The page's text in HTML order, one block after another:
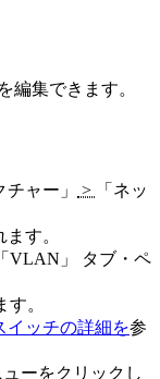
編集できます。
ャー」 >
「ネッ
す。
「VLAN」
タブ・ペ
。
イッチの詳細を参
ーをクリックし